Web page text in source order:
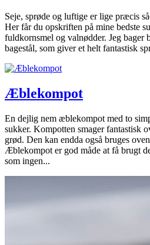
Seje, sprøde og luftige er lige præcis
Her får du opskriften på mine bedste
fuldkornsmel og valnødder. Jeg bager
bagestål, som giver et helt fantastisk
Æblekompot
En dejlig nem æblekompot med to
sukker. Kompotten smager fantastisk
grød. Den kan endda også bruges
Æblekompot er god måde at få brugt
som ingen...